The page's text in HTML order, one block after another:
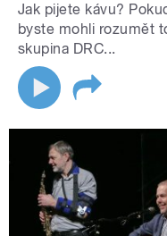
Jak pijete kávu?
byste mohli rozumět
skupina DRC...